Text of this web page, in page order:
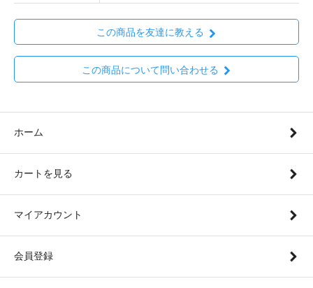
この商品を友達に教える
この商品について問い合わせる
ホーム
カートを見る
マイアカウント
会員登録